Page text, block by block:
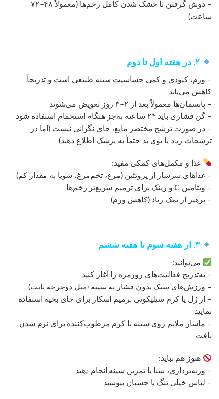
– دوش گرفتن تا خشک شدن کامل زخم‌ها (معمولاً ۴۸–۷۲
ساعت)
۲. در هفته اول تا دوم
– ورم، کبودی و کمی حساسیت سینه طبیعی است و تدریجاً
کاهش می‌یابد
– پانسمان‌ها معمولاً بعد از ۲–۳ روز تعویض می‌شوند
– گن فشاری باید ۲۴ ساعته به‌جز هنگام استحمام استفاده شود
– در صورت ترشح مختصر مایع، جای نگرانی نیست (اما در
ترشحات زیاد یا بوی بد حتماً به پزشک اطلاع دهید)
غذا و مکمل‌های کمکی مفید:
– غذاهای سرشار از پروتئین (مرغ، تخم‌مرغ، سویا به مقدار کم)
– ویتامین C و زینک برای ترمیم سریع‌تر زخم‌ها
– پرهیز از نمک زیاد (کاهش ورم)
۳. از هفته سوم تا هفته ششم
می‌توانید:
– به‌تدریج فعالیت‌های روزمره را آغاز کنید
– ورزش‌های سبک بدون فشار به سینه (مثل دوچرخه ثابت)
– از ژل یا کرم سیلیکونی ترمیم اسکار برای جای بخیه استفاده
نمایید
– ماساژ ملایم روی سینه با کرم مرطوب‌کننده برای نرم شدن
بافت
هنوز هم نباید:
– وزنه‌برداری، شنا یا تمرین سینه انجام دهید
– لباس خیلی تنگ یا چسبان بپوشید